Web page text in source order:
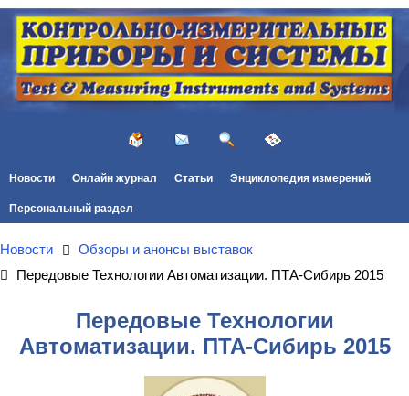
Новости Онлайн журнал Статьи Энциклопедия измерений
Персональный раздел
Новости
Обзоры и анонсы выставок
Передовые Технологии Автоматизации. ПТА-Сибирь 2015
Передовые Технологии
Автоматизации. ПТА-Сибирь 2015